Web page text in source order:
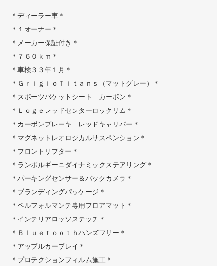
＊ディーラー車＊
＊１オーナー＊
＊メーカー保証付き＊
＊７６０ｋｍ＊
＊車検３３年１月＊
＊ＧｒｉｇｉｏＴｉｔａｎｓ（マットグレー）＊
＊スポーツバケットシート カーボン＊
＊Ｌｏｇｅレッドセンターロックリム＊
＊カーボンブレーキ レッドキャリパー＊
＊マグネットレオロジカルサスペンション＊
＊フロントリフター＊
＊ランボルギーニダイナミックステアリング＊
＊パーキングセンサー＆バックカメラ＊
＊ブランディングパッケージ＊
＊ペルフォルマンテ専用フロアマット＊
＊インテリアロッソステッチ＊
＊Ｂｌｕｅｔｏｏｔｈハンズフリー＊
＊アップルカープレイ＊
＊プロテクションフィルム施工＊